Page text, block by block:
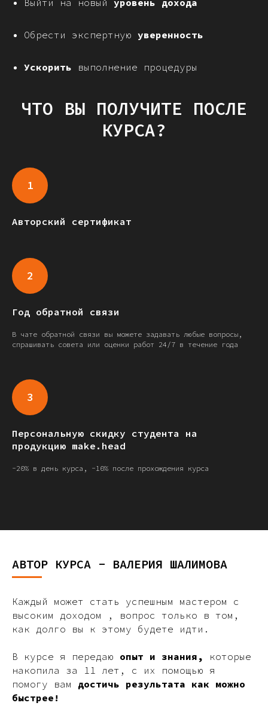
Выйти на новый уровень дохода
Обрести экспертную уверенность
Ускорить выполнение процедуры
ЧТО ВЫ ПОЛУЧИТЕ ПОСЛЕ
КУРСА?
Авторский сертификат
Год обратной связи
В чате обратной связи вы можете задавать любые вопросы,
спрашивать совета или оценки работ 24/7 в течение года
Персональную скидку студента на
продукцию make.head
-20% в день курса, -10% после прохождения курса
АВТОР КУРСА - ВАЛЕРИЯ ШАЛИМОВА
Каждый может стать успешным мастером с
высоким доходом , вопрос только в том,
как долго вы к этому будете идти.
В курсе я передаю опыт и знания, которые
накопила за 11 лет, с их помощью я
помогу вам достичь результата как можно
быстрее!